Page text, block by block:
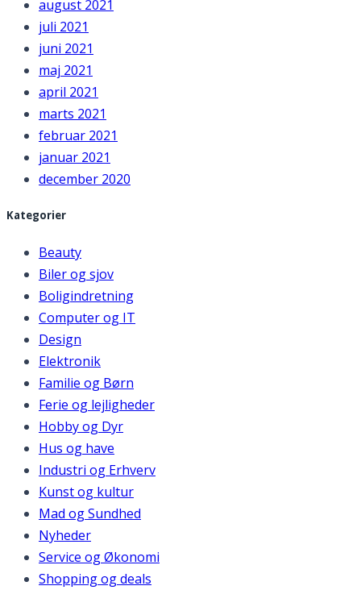
august 2021
juli 2021
juni 2021
maj 2021
april 2021
marts 2021
februar 2021
januar 2021
december 2020
Kategorier
Beauty
Biler og sjov
Boligindretning
Computer og IT
Design
Elektronik
Familie og Børn
Ferie og lejligheder
Hobby og Dyr
Hus og have
Industri og Erhverv
Kunst og kultur
Mad og Sundhed
Nyheder
Service og Økonomi
Shopping og deals